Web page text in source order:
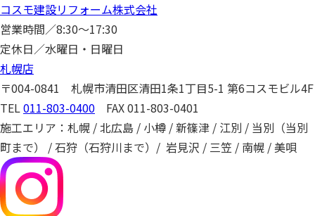
コスモ建設リフォーム株式会社
営業時間／8:30～17:30
定休日／水曜日・日曜日
札幌店
〒004-0841 札幌市清田区清田1条1丁目5-1 第6コスモビル4F
TEL011-803-0400 FAX 011-803-0401
施工エリア：札幌 / 北広島 / 小樽 / 新篠津 / 江別 / 当別（当別
町まで） /石狩（石狩川まで）/ 岩見沢 / 三笠 / 南幌 / 美唄